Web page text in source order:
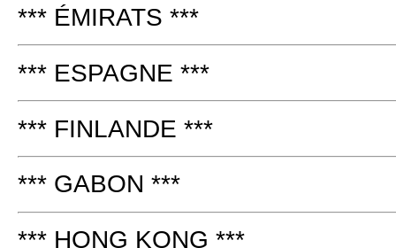
*** ÉMIRATS ***
*** ESPAGNE ***
*** FINLANDE ***
*** GABON ***
*** HONG KONG ***